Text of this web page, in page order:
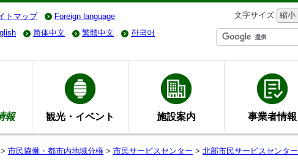
トマップ Foreign language 文字サイズ 縮小
简体中文 繁體中文 한국어
報 観光・イベント 施設案内 事業者情報
市民協働・都市内地域分権 > 市民サービスセンター > 北部市民サービスセンター